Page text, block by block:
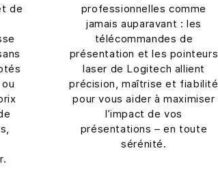
de
professionnelles comme
jamais auparavant : les
télécommandes de
présentation et les pointeurs
laser de Logitech allient
précision, maîtrise et fiabilité
pour vous aider à maximiser
l’impact de vos
présentations – en toute
sérénité.